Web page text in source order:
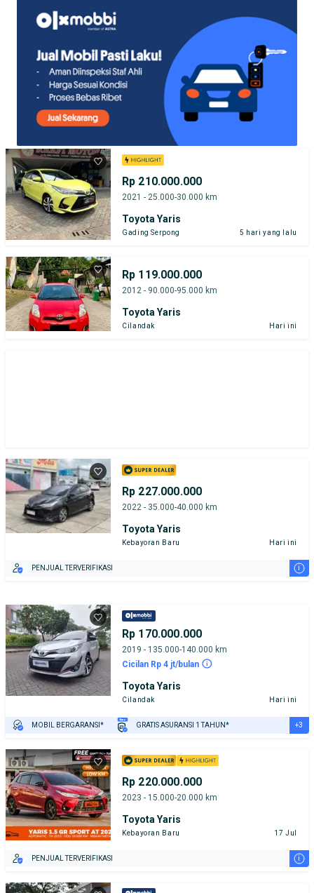
Rp 210.000.000
2021 - 25.000-30.000 km
Toyota Yaris
Gading Serpong 5 hari yang lalu
Rp 119.000.000
2012 - 90.000-95.000 km
Toyota Yaris
Cilandak Hari ini
Rp 227.000.000
2022 - 35.000-40.000 km
Toyota Yaris
Kebayoran Baru Hari ini
PENJUAL TERVERIFIKASI i
Rp 170.000.000
2019 - 135.000-140.000 km
Cicilan Rp 4 jt/bulan
Toyota Yaris
Cilandak Hari ini
MOBIL BERGARANSI* GRATIS ASURANSI 1 TAHUN*
PENJUAL TERVERIFIKASI
+3
Rp 220.000.000
2023 - 15.000-20.000 km
Toyota Yaris
Kebayoran Baru 17 Jul
PENJUAL TERVERIFIKASI i